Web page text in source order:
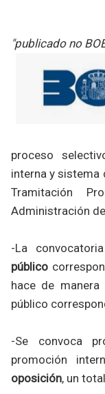
"publicado no
proceso
interna y sistema
Tramitación
Administración
-La
público
hace de
público
-Se convoca
promoción
oposición, un